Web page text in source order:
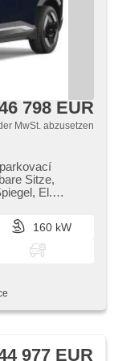
798 EUR
MwSt. abzusetzen
Sitze,
El.
v jízdním
přístrojový štít,
im Berg
160 kW
977 EUR